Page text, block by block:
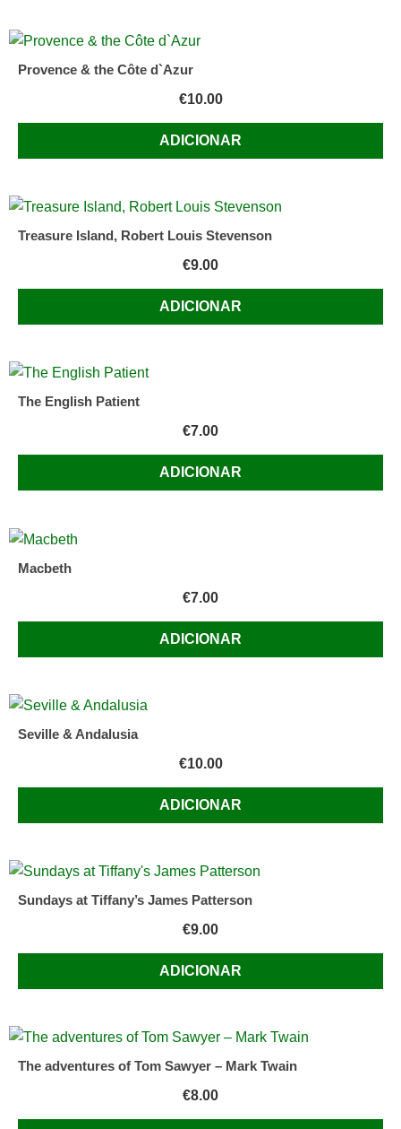
Provence & the Côte d`Azur
€10.00
ADICIONAR
Treasure Island, Robert Louis Stevenson
€9.00
ADICIONAR
The English Patient
€7.00
ADICIONAR
Macbeth
€7.00
ADICIONAR
Seville & Andalusia
€10.00
ADICIONAR
Sundays at Tiffany’s James Patterson
€9.00
ADICIONAR
The adventures of Tom Sawyer – Mark Twain
€8.00